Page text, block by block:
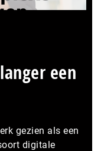
een
gezien als een
digitale